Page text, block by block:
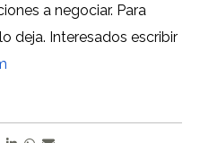
a negociar. Para
deja. Interesados escribir